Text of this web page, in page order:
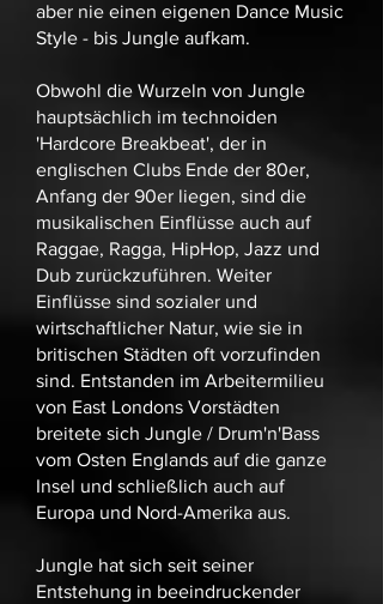
aber nie einen eigenen Dance Music
Style - bis Jungle aufkam.
Obwohl die Wurzeln von Jungle
hauptsächlich im technoiden
'Hardcore Breakbeat', der in
englischen Clubs Ende der 80er,
Anfang der 90er liegen, sind die
musikalischen Einflüsse auch auf
Raggae, Ragga, HipHop, Jazz und
Dub zurückzuführen. Weiter
Einflüsse sind sozialer und
wirtschaftlicher Natur, wie sie in
britischen Städten oft vorzufinden
sind. Entstanden im Arbeitermilieu
von East Londons Vorstädten
breitete sich Jungle / Drum'n'Bass
vom Osten Englands auf die ganze
Insel und schließlich auch auf
Europa und Nord-Amerika aus.
Jungle hat sich seit seiner
Entstehung in beeindruckender